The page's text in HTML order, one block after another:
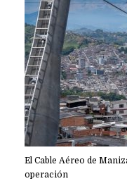
El Cable Aéreo de
operación